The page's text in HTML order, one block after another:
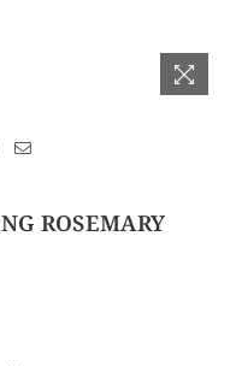
ROSEMARY